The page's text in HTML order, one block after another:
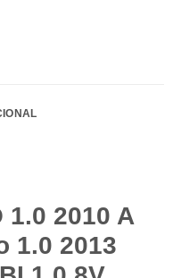
1.0 2010 A
1.0 2013